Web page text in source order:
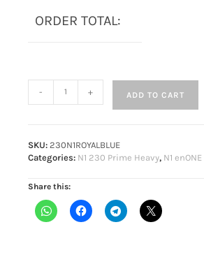
ORDER TOTAL:
- + ADD TO CART
SKU: 230N1ROYALBLUE
Categories: N1 230 Prime Heavy, N1 enONE
Share this: